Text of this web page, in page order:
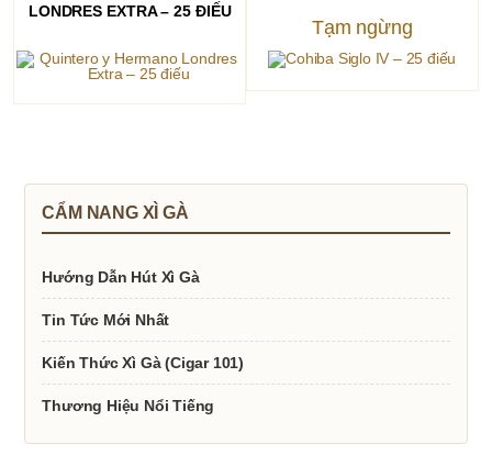
LONDRES EXTRA – 25 ĐIẾU
Tạm ngừng
CẨM NANG XÌ GÀ
Hướng Dẫn Hút Xì Gà
Tin Tức Mới Nhất
Kiến Thức Xì Gà (Cigar 101)
Thương Hiệu Nổi Tiếng